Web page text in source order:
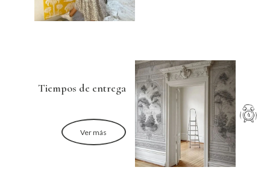
Tiempos de entrega
Ver más